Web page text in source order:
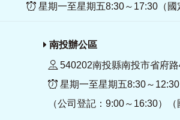
星期一至星期五8:30～17:30（國
南投辦公區
540202南投縣南投市省府
星期一至星期五8:30～
（公司登記：9:00～16:30）（